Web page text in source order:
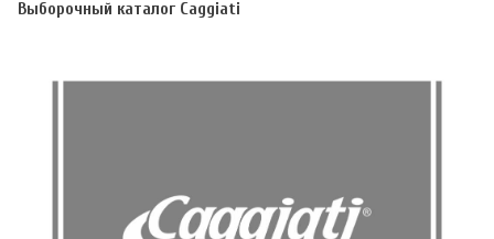
Выборочный каталог Caggiati